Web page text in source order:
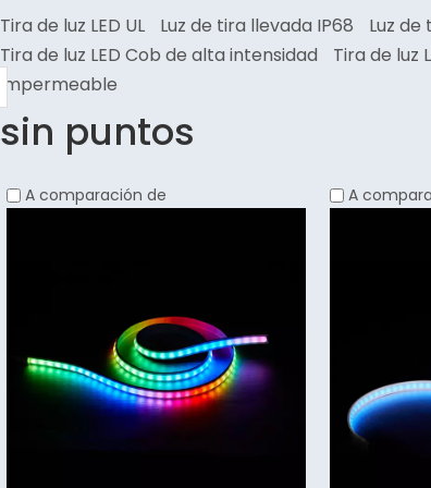
Tira de luz LED UL Luz de tira llevada IP68 Luz
Tira de luz LED Cob de alta intensidad
Tira de luz
impermeable
sin puntos
A comparación de A